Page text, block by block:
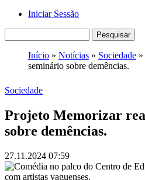
Menu
de
utilizador
Iniciar Sessão
Navegação
estrutural
Início Notícias Sociedade
seminário sobre demências.
Sociedade
Projeto Memorizar
sobre demências.
27.11.2024 07:59
Imagem